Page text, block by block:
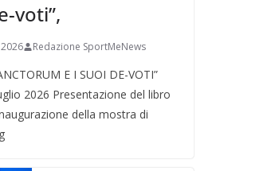
voti”,
Redazione SportMeNews
E I SUOI DE-VOTI”
2026 Presentazione del libro
della mostra di